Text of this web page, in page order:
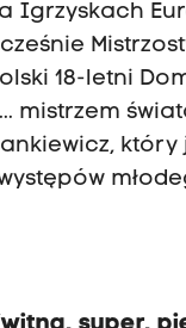
Igrzyskach
18-letni
mistrzem
który